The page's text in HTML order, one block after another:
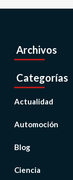
Archivos
Categorías
Actualidad
Automoción
Blog
Ciencia